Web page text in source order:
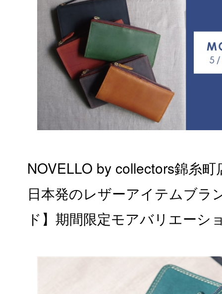
NOVELLO by collectors錦糸町
日本発のレザーアイテムブラ
ド】期間限定モアバリエーシ